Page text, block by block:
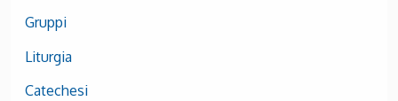
Gruppi
Liturgia
Catechesi